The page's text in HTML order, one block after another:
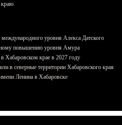
краю
уровня Алекса Датского
повышению уровня Амура
Хабаровском крае в 2027 году
в северные территории Хабаровского края
Ленина в Хабаровске